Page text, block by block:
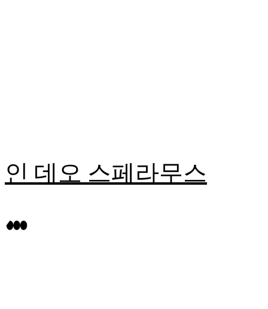
인 데오 스페라무스